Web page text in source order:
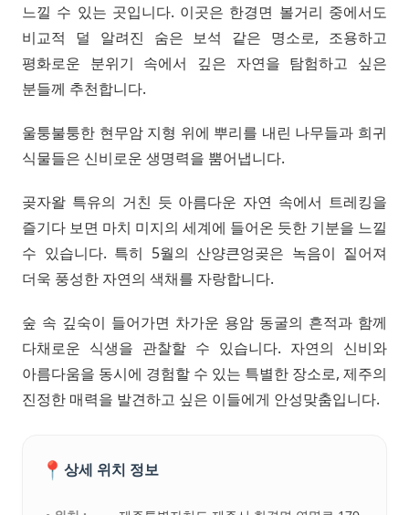
느낄 수 있는 곳입니다. 이곳은 한경면 볼거리 중에서도
비교적 덜 알려진 숨은 보석 같은 명소로, 조용하고
평화로운 분위기 속에서 깊은 자연을 탐험하고 싶은
분들께 추천합니다.
울퉁불퉁한 현무암 지형 위에 뿌리를 내린 나무들과 희귀
식물들은 신비로운 생명력을 뿜어냅니다.
곶자왈 특유의 거친 듯 아름다운 자연 속에서 트레킹을
즐기다 보면 마치 미지의 세계에 들어온 듯한 기분을 느낄
수 있습니다. 특히 5월의 산양큰엉곶은 녹음이 짙어져
더욱 풍성한 자연의 색채를 자랑합니다.
숲 속 깊숙이 들어가면 차가운 용암 동굴의 흔적과 함께
다채로운 식생을 관찰할 수 있습니다. 자연의 신비와
아름다움을 동시에 경험할 수 있는 특별한 장소로, 제주의
진정한 매력을 발견하고 싶은 이들에게 안성맞춤입니다.
📍 상세 위치 정보